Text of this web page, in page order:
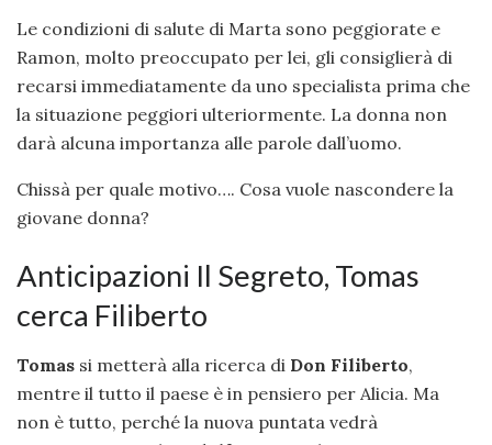
Le condizioni di salute di Marta sono peggiorate e
Ramon, molto preoccupato per lei, gli consiglierà di
recarsi immediatamente da uno specialista prima che
la situazione peggiori ulteriormente. La donna non
darà alcuna importanza alle parole dall’uomo.
Chissà per quale motivo…. Cosa vuole nascondere la
giovane donna?
Anticipazioni Il Segreto, Tomas
cerca Filiberto
Tomas si metterà alla ricerca di Don Filiberto,
mentre il tutto il paese è in pensiero per Alicia. Ma
non è tutto, perché la nuova puntata vedrà